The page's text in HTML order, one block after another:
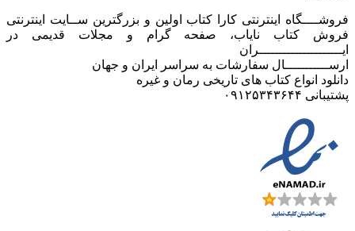
فروشــــگاه اینترنتی کارا کتاب اولین و بزرگترین ســایت اینترنتی
فروش کتاب نایاب، صفحه گرام و مجلات قدیمی در
ایـــــــــــــــــــــران
ارســـــــــــال سفارشات به سراسر ایران و جهان
دانلود انواع کتاب های تاریخی رمان و غیره
پشتیبانی ۰۹۱۲۵۳۴۳۶۴۴